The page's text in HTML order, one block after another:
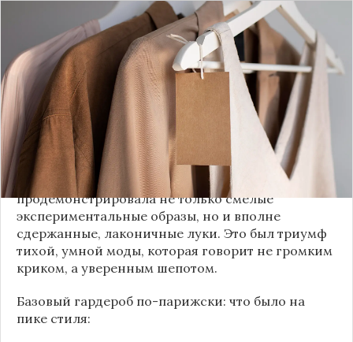
Принято считать, что Неделя моды в Париже —
это исключительно про безумные тренды, на
которые обычный человек посмотрит с
недоумением. Но самый интересный тренд этого
сезона был обращен к реальной жизни. Показы
доказали: истинная роскошь и мастерство стиля
заключаются не в эпатаже, а в виртуозном
владении базовыми вещами.
Как тонко подметила автор канала «Деловая
косметичка», завершившаяся неделя моды
продемонстрировала не только смелые
экспериментальные образы, но и вполне
сдержанные, лаконичные луки. Это был триумф
тихой, умной моды, которая говорит не громким
криком, а уверенным шепотом.
Базовый гардероб по-парижски: что было на
пике стиля: